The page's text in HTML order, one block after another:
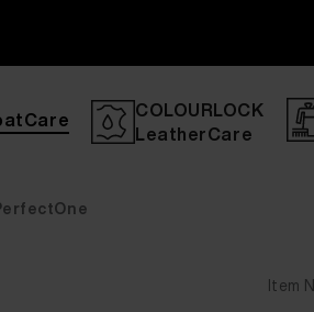
COLOURLOCK
LeatherCare
Item